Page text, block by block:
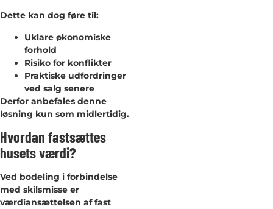
Dette kan dog føre til:
Uklare økonomiske
forhold
Risiko for konflikter
Praktiske udfordringer
ved salg senere
Derfor anbefales denne
løsning kun som midlertidig.
Hvordan fastsættes
husets værdi?
Ved bodeling i forbindelse
med skilsmisse er
værdiansættelsen af fast